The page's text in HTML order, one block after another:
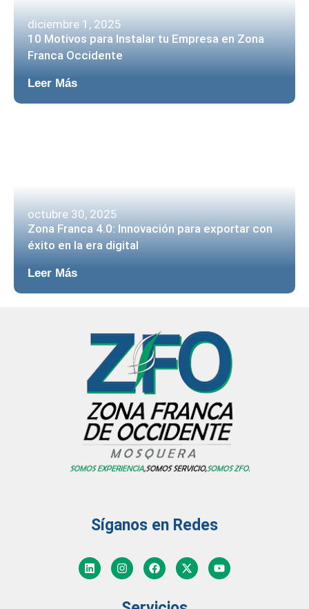
diciembre 1, 2025
10 Motivos para Instalar tu Empresa en Zona
Franca Occidente
Leer Más
octubre 30, 2025
Zona Franca 4.0: Innovación para exportar con
éxito en la era digital
Leer Más
Síganos en Redes